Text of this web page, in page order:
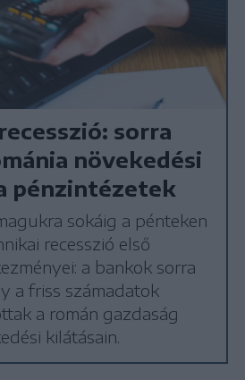
sorra
növekedési
pénzintézetek
sokáig a pénteken
recesszió első
a bankok sorra
a friss számadatok
a román gazdaság
kilátásain.